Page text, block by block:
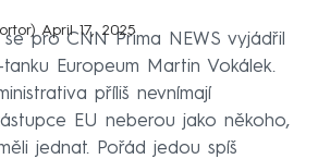
April 17, 2025
se pro CNN Prima NEWS vyjádřil
Europeum Martin Vokálek.
příliš nevnímají
EU neberou jako někoho,
jednat. Pořád jedou spíš